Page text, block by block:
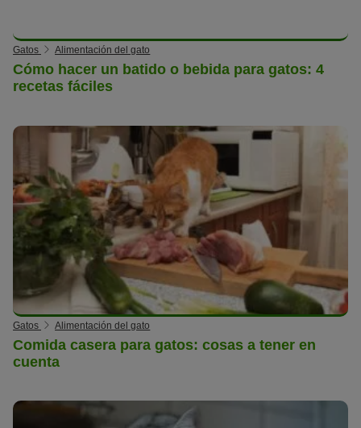
Gatos Alimentación del gato
Cómo hacer un batido o bebida para gatos: 4
recetas fáciles
Gatos Alimentación del gato
Comida casera para gatos: cosas a tener en
cuenta